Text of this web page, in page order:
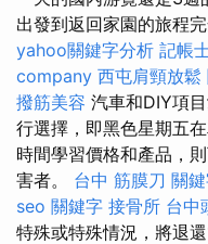
出發到返回家園的旅程
yahoo關鍵字分析 記帳
company 西屯肩頸放鬆
撥筋美容 汽車和DIY項
行選擇，即黑色星期五
時間學習價格和產品，
害者。 台中 筋膜刀 關
seo 關鍵字 接骨所 台中
特殊或特殊情況，將退